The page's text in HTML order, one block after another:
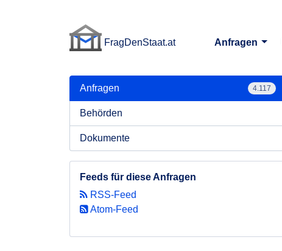
FragDenStaat.at
Anfragen
Anfragen 4.117
Behörden
Dokumente
Feeds für diese Anfragen
RSS-Feed
Atom-Feed